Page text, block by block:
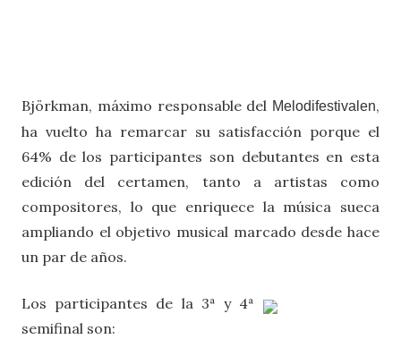
Björkman, máximo responsable del Melodifestivalen,
ha vuelto ha remarcar su satisfacción porque el
64% de los participantes son debutantes en esta
edición del certamen, tanto a artistas como
compositores, lo que enriquece la música sueca
ampliando el objetivo musical marcado desde hace
un par de años.
Los participantes de la 3ª y 4ª
semifinal son: